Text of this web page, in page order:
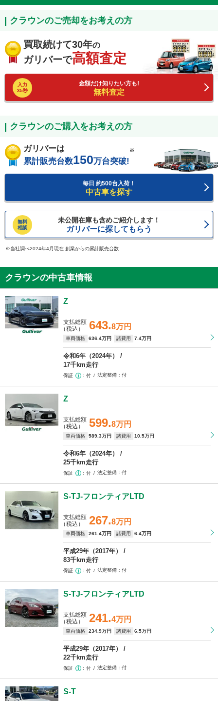
クラウンのご売却をお考えの方
買取続けて30年の
ガリバーで高額査定
入力
35秒
金額だけ知りたい方も!
無料査定
クラウンのご購入をお考えの方
ガリバーは
累計販売台数150万台突破!
※
毎日 約500台入荷！
中古車を探す
無料
相談
未公開在庫も含めご紹介します！
ガリバーに探してもらう
当社調べ2024年4月現在 創業からの累計販売台数
クラウンの中古車情報
Z
643.8万円
支払総額
（税込）
車両価格 636 .4万円 諸費用 7 .4万円
令和6年（2024年）
17千km走行
保証 付 法定整備 付
Z
599.8万円
支払総額
（税込）
車両価格 589 .3万円 諸費用 10 .5万円
令和6年（2024年）
25千km走行
保証 付 法定整備 付
S-TJ-フロンティアLTD
267.8万円
支払総額
（税込）
車両価格 261 .4万円 諸費用 6 .4万円
平成29年（2017年）
83千km走行
保証 付 法定整備 付
S-TJ-フロンティアLTD
241.4万円
支払総額
（税込）
車両価格 234 .9万円 諸費用 6 .5万円
平成29年（2017年）
22千km走行
保証 付 法定整備 付
S-T